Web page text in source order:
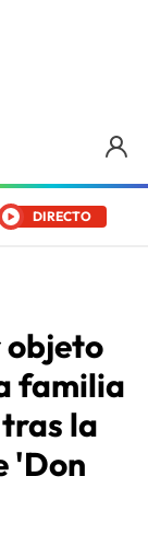
DIRECTO
objeto
familia
la
'Don